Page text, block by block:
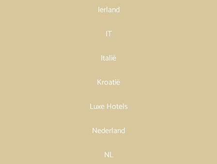
Ierland
IT
Italië
Kroatië
Luxe Hotels
Nederland
NL